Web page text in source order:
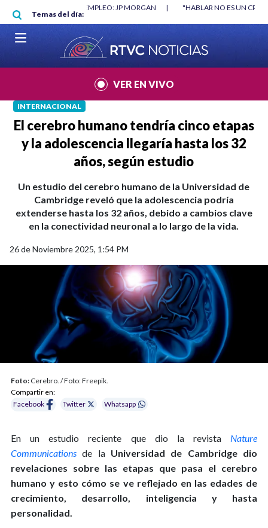
Pasar al contenido principal
Temas del día:
"HABLAR NO ES UN CRIMEN": CARTA DE BETO CORAL
VER EN VIVO
INTERNACIONAL
El cerebro humano tendría cinco etapas
y la adolescencia llegaría hasta los 32
años, según estudio
Un estudio del cerebro humano de la Universidad de
Cambridge reveló que la adolescencia podría
extenderse hasta los 32 años, debido a cambios clave
en la conectividad neuronal a lo largo de la vida.
26 de Noviembre 2025, 1:54 PM
Foto: Cerebro. / Foto: Freepik.
Compartir en:
Facebook
Twitter Whatsapp
En un estudio reciente que dio la revistaNature
Communications de la Universidad de Cambridge dio
revelaciones sobre las etapas que pasa el cerebro
humano y esto cómo se ve reflejado en las edades de
crecimiento, desarrollo, inteligencia y hasta
personalidad.